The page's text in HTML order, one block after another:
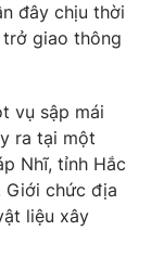
GP-BTTTT
đây chịu thời
giao thông
vụ sập mái
ra tại một
Nhĩ, tỉnh Hắc
Giới chức địa
liệu xây